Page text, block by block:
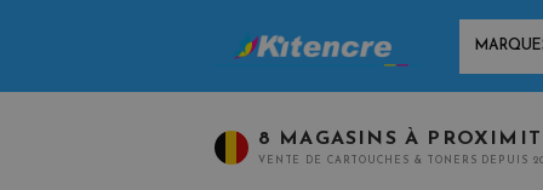
8 MAGASINS À
VENTE DE CARTOUCHES & TONERS DEPUIS